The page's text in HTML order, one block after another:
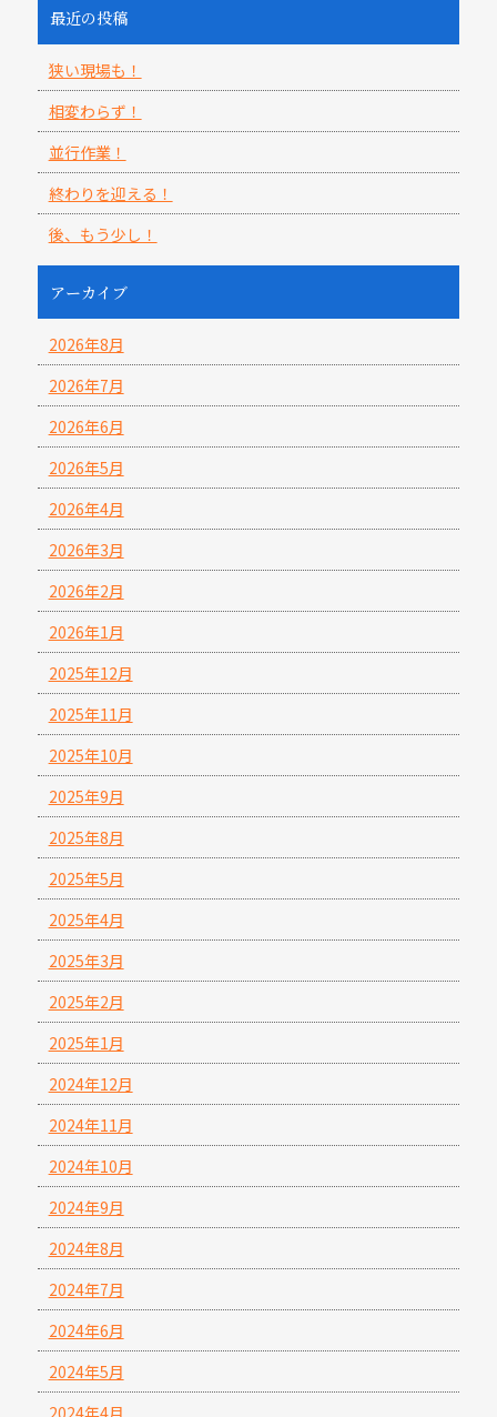
最近の投稿
狭い現場も！
相変わらず！
並行作業！
終わりを迎える！
後、もう少し！
アーカイブ
2026年8月
2026年7月
2026年6月
2026年5月
2026年4月
2026年3月
2026年2月
2026年1月
2025年12月
2025年11月
2025年10月
2025年9月
2025年8月
2025年5月
2025年4月
2025年3月
2025年2月
2025年1月
2024年12月
2024年11月
2024年10月
2024年9月
2024年8月
2024年7月
2024年6月
2024年5月
2024年4月